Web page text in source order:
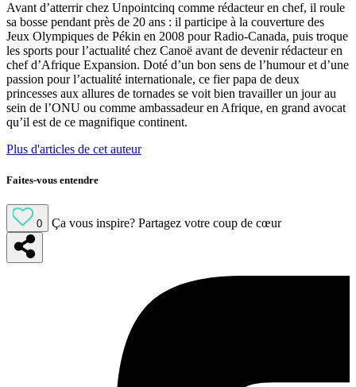
Avant d’atterrir chez Unpointcinq comme rédacteur en chef, il roule
sa bosse pendant près de 20 ans : il participe à la couverture des
Jeux Olympiques de Pékin en 2008 pour Radio-Canada, puis troque
les sports pour l’actualité chez Canoë avant de devenir rédacteur en
chef d’Afrique Expansion. Doté d’un bon sens de l’humour et d’une
passion pour l’actualité internationale, ce fier papa de deux
princesses aux allures de tornades se voit bien travailler un jour au
sein de l’ONU ou comme ambassadeur en Afrique, en grand avocat
qu’il est de ce magnifique continent.
Plus d'articles de cet auteur
Faites-vous entendre
0 Ça vous inspire? Partagez votre coup de cœur